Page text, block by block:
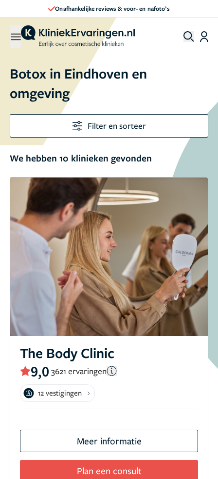
Direct een afspraak maken
Botox in Eindhoven en
omgeving
Filter en sorteer
We hebben 10 klinieken gevonden
The Body Clinic
9,0 3621 ervaringen
12 vestigingen
Meer informatie
Plan een consult